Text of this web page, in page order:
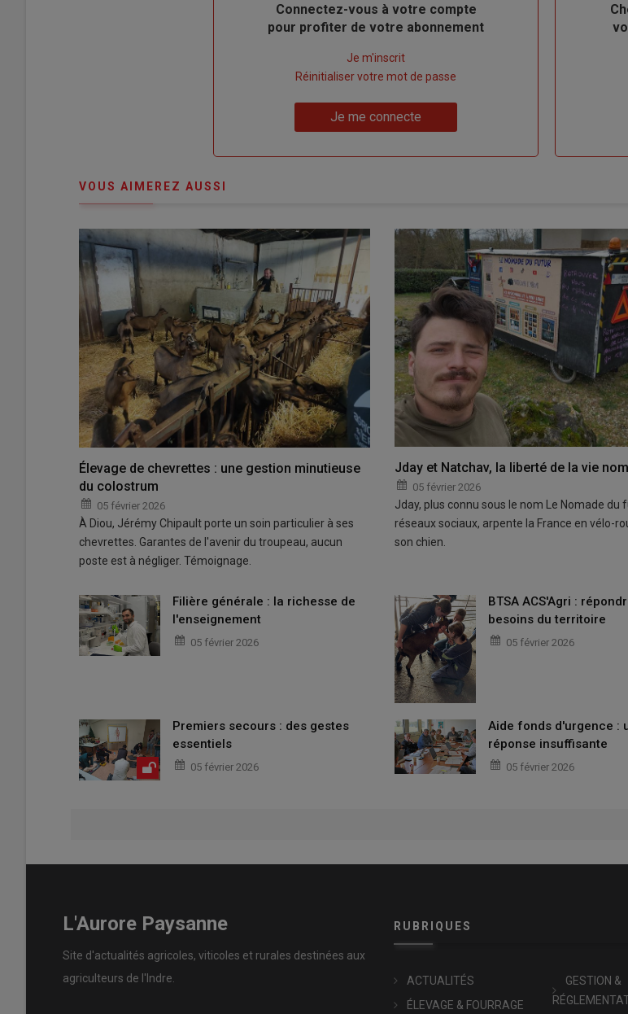
Body
Connectez-vous à votre compte
pour profiter de votre abonnement
compte"
Je m'inscrit
Réinitialiser votre mot de passe
Je me connecte
VOUS AIMEREZ AUSSI
Élevage de chevrettes : une gestion minutieuse
du colostrum
05 février 2026
À Diou, Jérémy Chipault porte un soin particulier à ses
chevrettes. Garantes de l'avenir du troupeau, aucun
poste est à négliger. Témoignage.
Jday et Natchav, la liberté de la vie
05 février 2026
Jday, plus connu sous le nom Le Nomade du
réseaux sociaux, arpente la France en vélo-
son chien.
Filière générale : la richesse de
l'enseignement
05 février 2026
BTSA ACS'Agri :
besoins du territoire
05 février 2026
Premiers secours : des gestes
essentiels
05 février 2026
Aide fonds d'urgence :
réponse insuffisante
05 février 2026
L'Aurore Paysanne
Site d'actualités agricoles, viticoles et rurales destinées aux
agriculteurs de l'Indre.
RUBRIQUES
ACTUALITÉS
ÉLEVAGE & FOURRAGE
GESTION &